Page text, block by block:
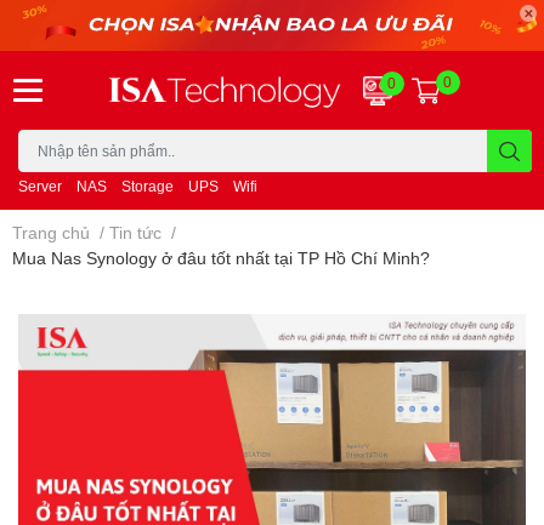
Server NAS Storage UPS Wifi
0 0
Trang chủ / Tin tức /
Mua Nas Synology ở đâu tốt nhất tại TP Hồ Chí Minh?